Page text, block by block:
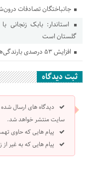
جانباختگان تصادفات درون‌شهری
گلستان است
افزایش ۵۳ درصدی بارندگی‌ها در گلستان
ثبت دیدگاه
دیدگاه های ارسال
سایت منتشر خواهد شد.
پیام هایی که حاوی
پیام هایی که به غیر